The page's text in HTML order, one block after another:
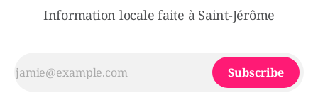
Information locale faite à Saint-Jérôme
Subscribe